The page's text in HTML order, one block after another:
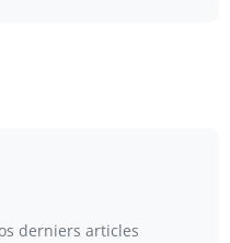
derniers articles